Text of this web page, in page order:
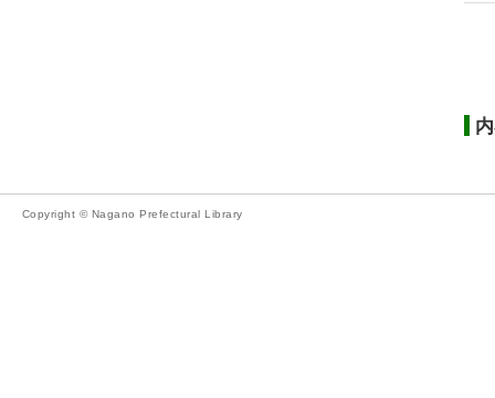
Copyright © Nagano Prefectural Library